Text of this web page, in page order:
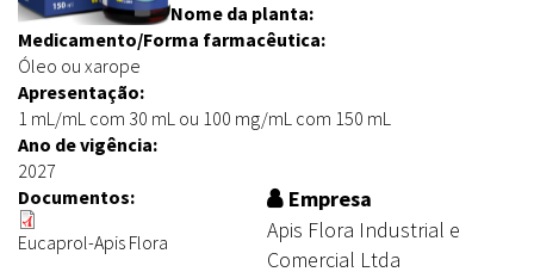
Nome da planta:
Medicamento/Forma farmacêutica:
Óleo ou xarope
Apresentação:
1 mL/mL com 30 mL ou 100 mg/mL com 150 mL
Ano de vigência:
2027
Empresa
Apis Flora Industrial e
Comercial Ltda
Documentos:
Eucaprol-Apis Flora